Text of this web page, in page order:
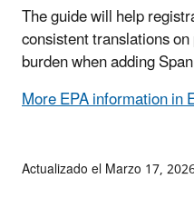
The guide will help
consistent translations
burden when adding
More EPA information in
Actualizado el Marzo 17,